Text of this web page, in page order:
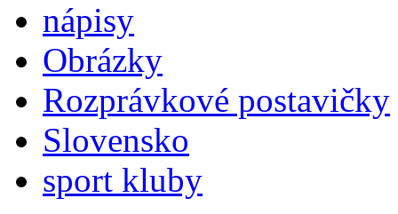
nápisy
Obrázky
Rozprávkové postavičky
Slovensko
sport kluby